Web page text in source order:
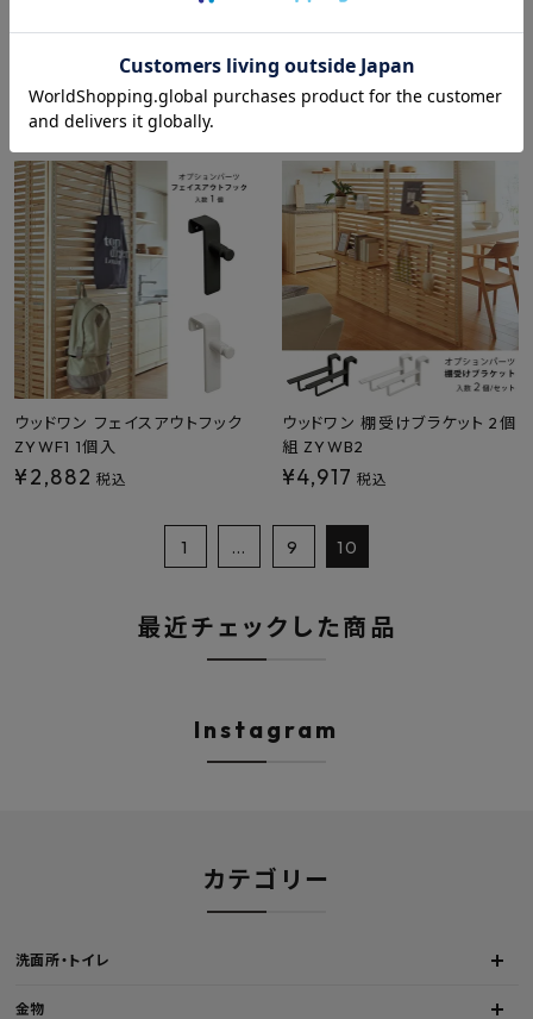
南海プライウッド 落下防止バー
6,193 税込
プラセス レティル 壁タイル用両
¥ 550
ウッドワン フェイスアウトフック
ZYWF1 1個入
¥2,882 税込
ウッドワン 棚受けブラケット 2個
組 ZYWB2
¥4,917 税込
1 … 9 10
最近チェックした商品
Instagram
カテゴリー
洗面所・トイレ
金物